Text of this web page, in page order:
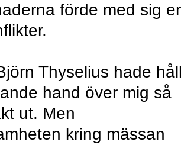
förde med sig
Thyselius hade
hand över mig så
ut. Men
kring mässan